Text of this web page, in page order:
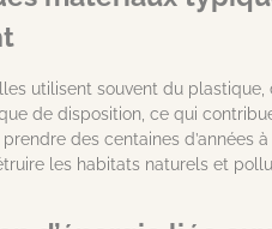
utilisent souvent du
de disposition, ce qui
des centaines
les habitats naturels et